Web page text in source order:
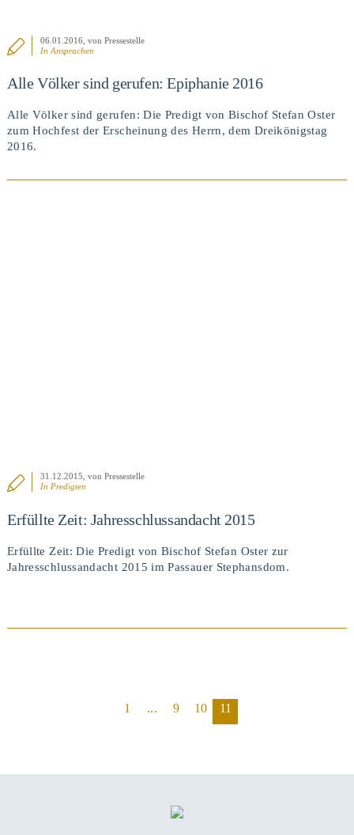
06.01.2016 , von Pressestelle
InAnsprachen
Alle Völker sind gerufen: Epiphanie 2016
Alle Völker sind gerufen: Die Predigt von Bischof Stefan Oster
zum Hochfest der Erscheinung des Herrn, dem Dreikönigstag
2016.
31.12.2015, von Pressestelle
InPredigten
Erfüllte Zeit: Jahresschlussandacht 2015
Erfüllte Zeit: Die Predigt von Bischof Stefan Oster zur
Jahresschlussandacht 2015 im Passauer Stephansdom.
1 ... 9 10 11